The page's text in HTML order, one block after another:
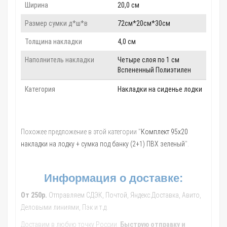
Ширина 20,0 см
Размер сумки д*ш*в 72см*20см*30см
Толщина накладки 4,0 см
Наполнитель накладки
Четыре слоя по 1 см
Вспененный Полиэтилен
Категория Накладки на сиденье лодки
Похожее предложение в этой категории "Комплект 95х20
накладки на лодку + сумка под банку (2+1) ПВХ зеленый".
Информация о доставке:
От 250р. Отправляем СДЭК, Почтой, Яндекс.Доставка, Авито,
Деловыми линиями, Пэк и т.д.
Доставим в любую точку России.
Быструю отправку и